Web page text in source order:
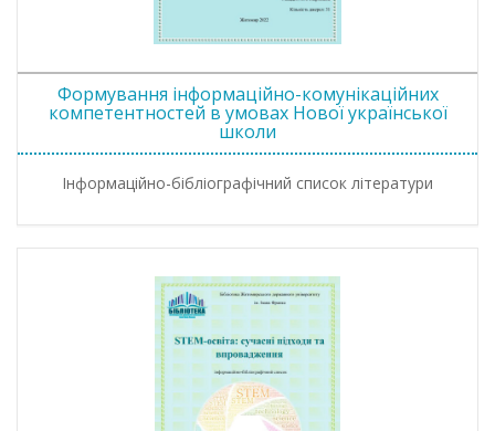
Формування інформаційно-комунікаційних
компетентностей в умовах Нової української
школи
Інформаційно-бібліографічний список літератури